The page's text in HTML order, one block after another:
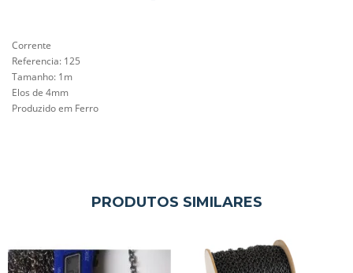
Corrente
Referencia: 125
Tamanho: 1m
Elos de 4mm
Produzido em Ferro
PRODUTOS SIMILARES